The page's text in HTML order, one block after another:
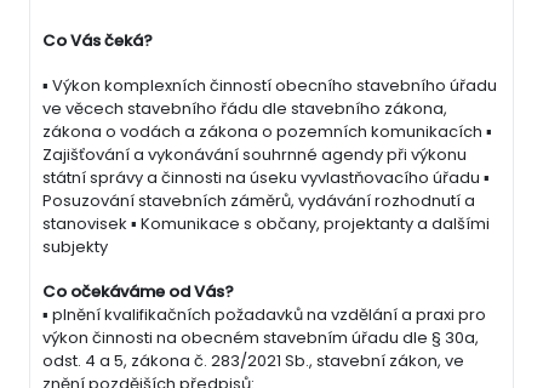
Co Vás čeká?
▪ Výkon komplexních činností obecního stavebního úřadu
ve věcech stavebního řádu dle stavebního zákona,
zákona o vodách a zákona o pozemních komunikacích ▪
Zajišťování a vykonávání souhrnné agendy při výkonu
státní správy a činnosti na úseku vyvlastňovacího úřadu ▪
Posuzování stavebních záměrů, vydávání rozhodnutí a
stanovisek ▪ Komunikace s občany, projektanty a dalšími
subjekty
Co očekáváme od Vás?
▪ plnění kvalifikačních požadavků na vzdělání a praxi pro
výkon činnosti na obecném stavebním úřadu dle § 30a,
odst. 4 a 5, zákona č. 283/2021 Sb., stavební zákon, ve